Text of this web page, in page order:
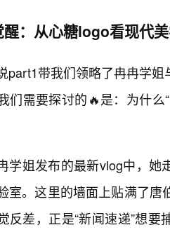
醒：从心糖logo看现代
part1带我们领略了冉冉学
们需要探讨的🔥是：为什
学姐发布的最新vlog中，
室。这里的墙面上贴满了
反差，正是“新闻速递”想